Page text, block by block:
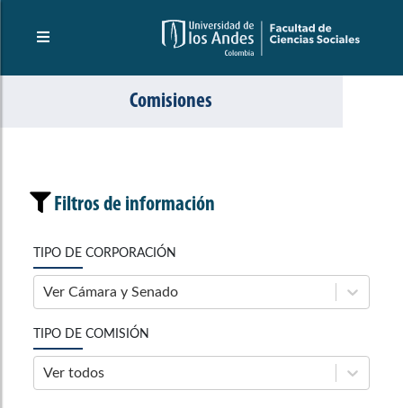
Comisiones
Filtros de información
TIPO DE CORPORACIÓN
Ver Cámara y Senado
TIPO DE COMISIÓN
Ver todos